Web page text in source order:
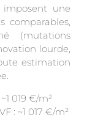
imposent une
comparables,
(mutations
lourde,
estimation
019 €/m²
: ~1 017 €/m²